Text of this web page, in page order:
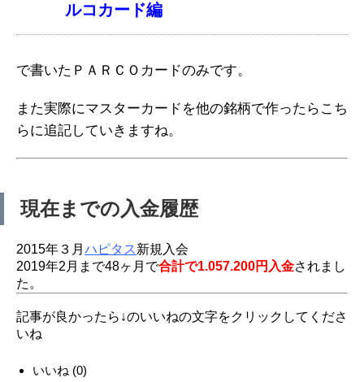
ルコカード編
で書いたＰＡＲＣＯカードのみです。
また実際にマスターカードを他の銘柄で作ったらこち
らに追記していきますね。
現在までの入金履歴
2015年３月 ハピタス新規入会
2019年2月まで48ヶ月で合計で1.057.200円入金されまし
た。
記事が良かったら↓のいいねの文字をクリックしてくださ
いね
いいね (0)